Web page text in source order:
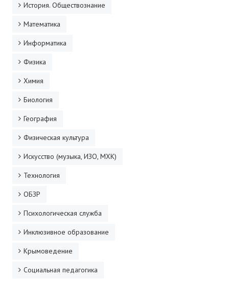
КОНТАКТЫ
История. Обществознание
Математика
Информатика
Физика
Химия
Биология
География
Физическая культура
Искусство (музыка, ИЗО, МХК)
Технология
ОБЗР
Психологическая служба
Инклюзивное образование
Крымоведение
Социальная педагогика